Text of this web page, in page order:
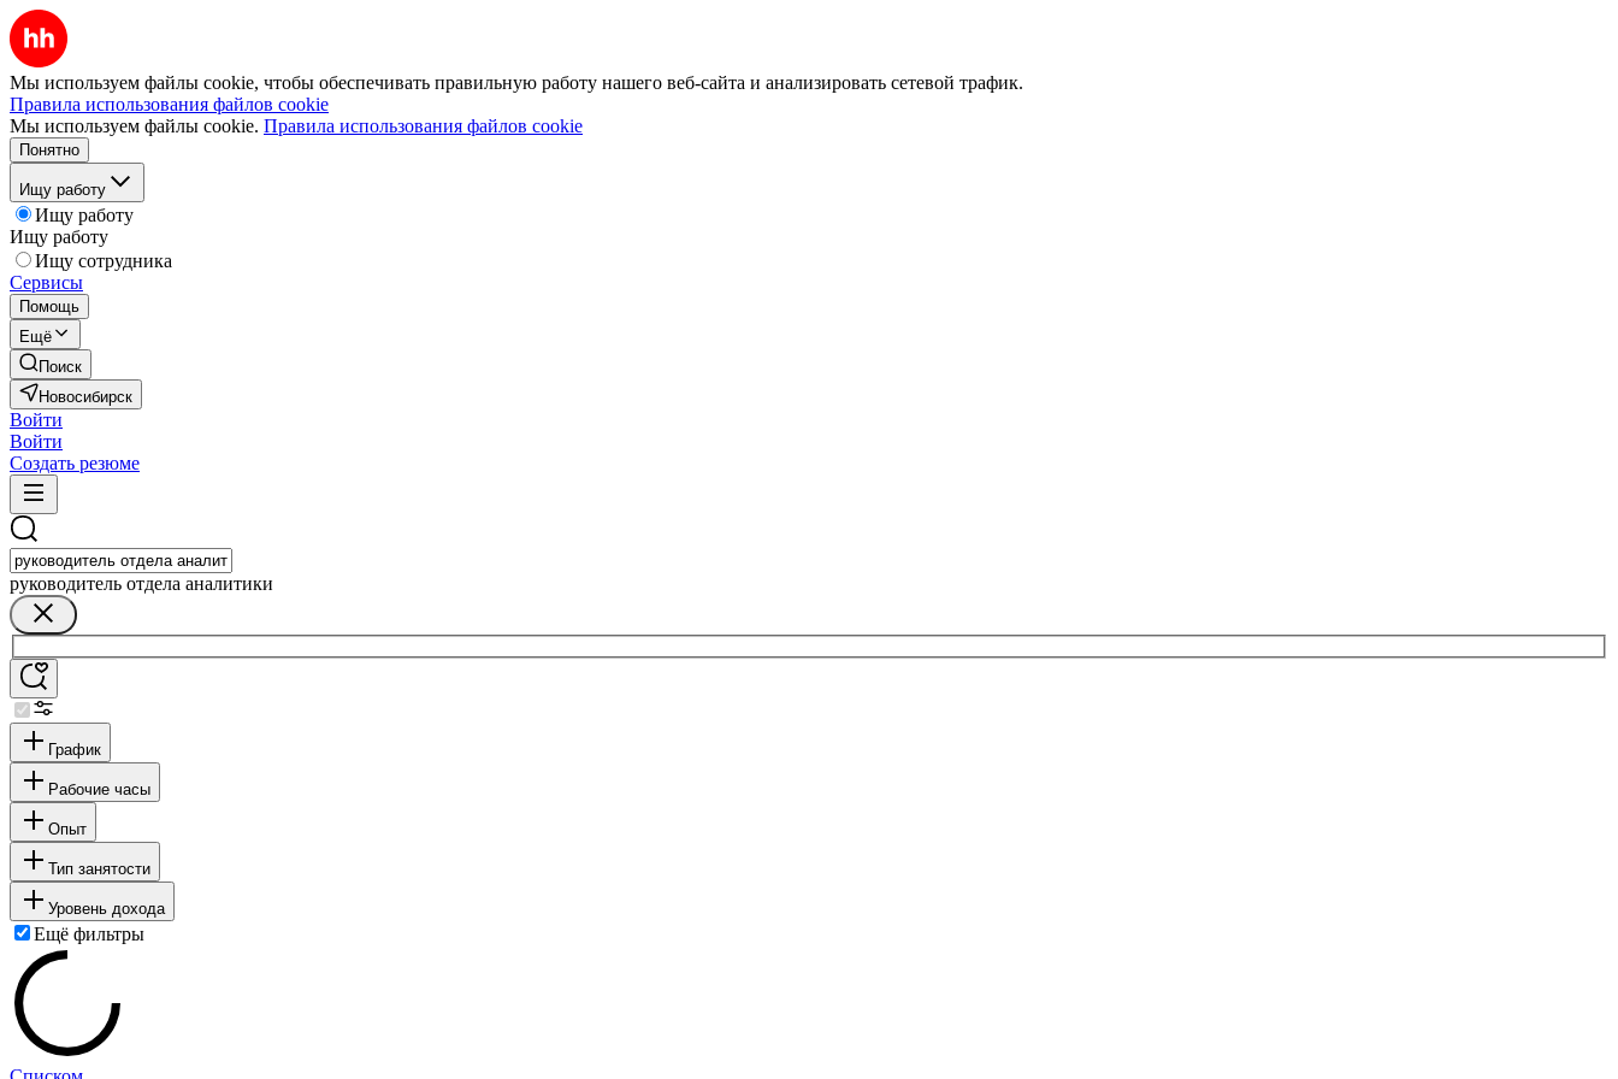
Мы используем файлы cookie, чтобы обеспечивать правильную работу нашего веб-сайта и анализировать сетевой трафик.
Правила использования файлов cookie
Мы используем файлы cookie. Правила использования файлов cookie
Понятно
Ищу работу
Ищу работу
Ищу работу
Ищу сотрудника
Сервисы
Помощь
Ещё
Поиск
Новосибирск
Войти
Войти
Создать резюме
руководитель отдела аналитики
График
Рабочие часы
Опыт
Тип занятости
Уровень дохода
Ещё фильтры